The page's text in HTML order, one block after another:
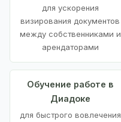
для ускорения
визирования документов
между собственниками и
арендаторами
Обучение работе в
Диадоке
для быстрого вовлечения